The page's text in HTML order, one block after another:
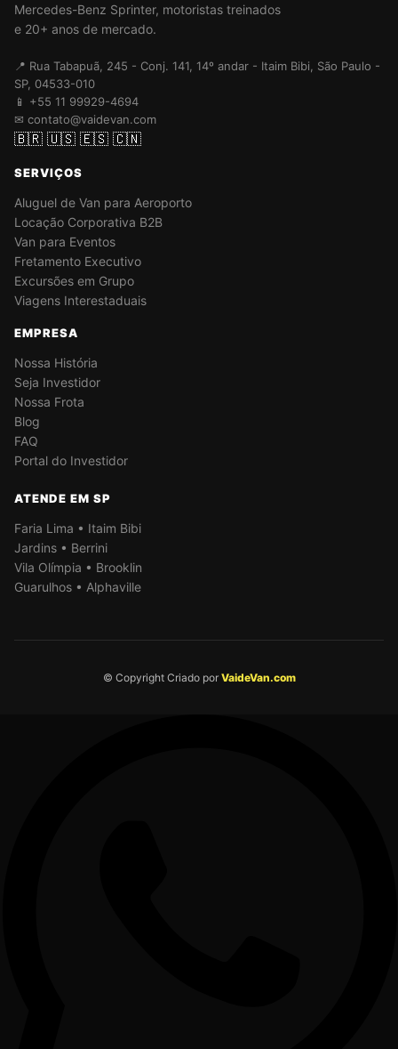
Mercedes-Benz Sprinter, motoristas treinados
e 20+ anos de mercado.
📍 Rua Tabapuã, 245 - Conj. 141, 14º andar - Itaim Bibi, São Paulo -
SP, 04533-010
📱 +55 11 99929-4694
✉ contato@vaidevan.com
🇧🇷 🇺🇸 🇪🇸 🇨🇳
SERVIÇOS
Aluguel de Van para Aeroporto
Locação Corporativa B2B
Van para Eventos
Fretamento Executivo
Excursões em Grupo
Viagens Interestaduais
EMPRESA
Nossa História
Seja Investidor
Nossa Frota
Blog
FAQ
Portal do Investidor
ATENDE EM SP
Faria Lima • Itaim Bibi
Jardins • Berrini
Vila Olímpia • Brooklin
Guarulhos • Alphaville
© Copyright Criado por VaideVan.com